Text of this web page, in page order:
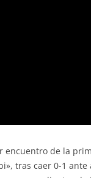
de la
tras caer 0-1